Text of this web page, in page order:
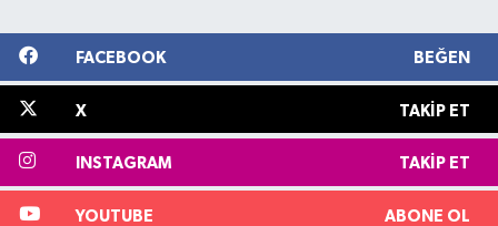
FACEBOOK BEĞEN
X TAKIP ET
INSTAGRAM TAKIP ET
YOUTUBE ABONE OL